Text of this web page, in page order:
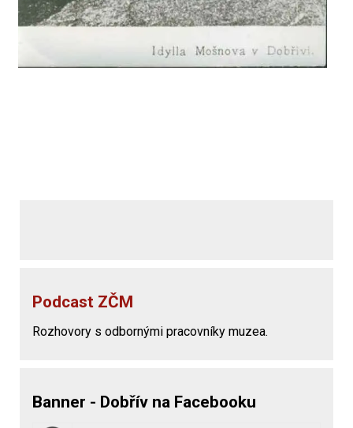
Podcast ZČM
Rozhovory s odbornými pracovníky muzea.
Banner - Dobřív na Facebooku